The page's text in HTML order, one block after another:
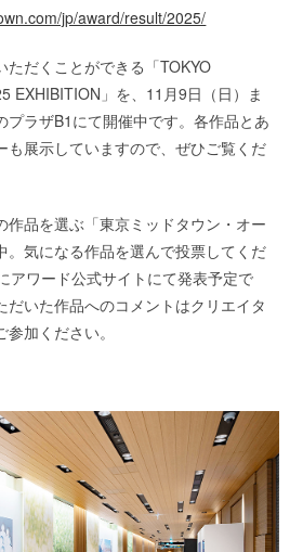
jp/award/result/2025/
ただくことができる「TOKYO
EXHIBITION」を、11月9日（日）ま
プラザB1にて開催中です。各作品とあ
も展示していますので、ぜひご覧くだ
作品を選ぶ「東京ミッドタウン・オー
。気になる作品を選んで投票してくだ
アワード公式サイトにて発表予定で
だいた作品へのコメントはクリエイタ
加ください。